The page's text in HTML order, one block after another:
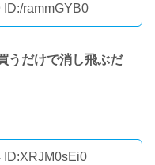
ID:/rammGYB0
うだけで消し飛ぶだ
ID:XRJM0sEi0